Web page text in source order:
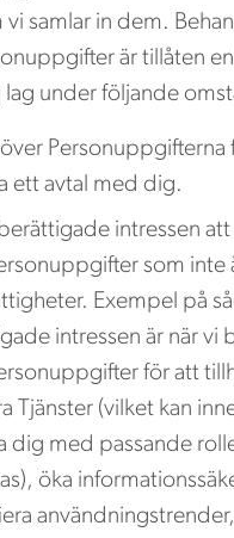
vi samlar in dem.
är tillåten
under följande
Personuppgifterna
ett avtal med dig.
intressen
som inte
Exempel på
intressen är när vi
för att
Tjänster (vilket kan
dig med passande
öka